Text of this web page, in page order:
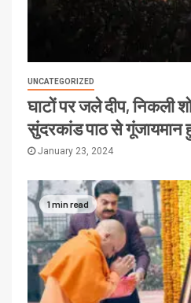
UNCATEGORIZED
घाटों पर जले दीप, निकली
सुंदरकांड पाठ से गूंजायमान
January 23, 2024
1 min read